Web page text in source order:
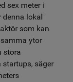
sex meter i
lokal
som kan
ytor
stora
säger